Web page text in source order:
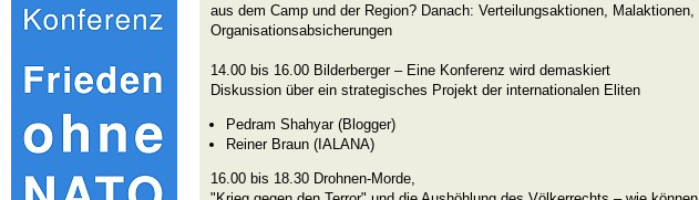
aus dem Camp und der Region? Danach: Verteilungsaktionen, Malaktionen,
Organisationsabsicherungen
14.00 bis 16.00 Bilderberger – Eine Konferenz wird demaskiert
Diskussion über ein strategisches Projekt der internationalen Eliten
Pedram Shahyar (Blogger)
Reiner Braun (IALANA)
16.00 bis 18.30 Drohnen-Morde,